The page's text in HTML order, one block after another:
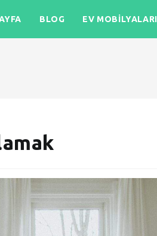
BLOG EV MOBILYALARI